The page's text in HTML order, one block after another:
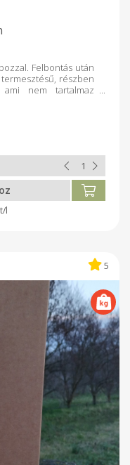
Felbontás után
részben
nem tartalmaz
l
5